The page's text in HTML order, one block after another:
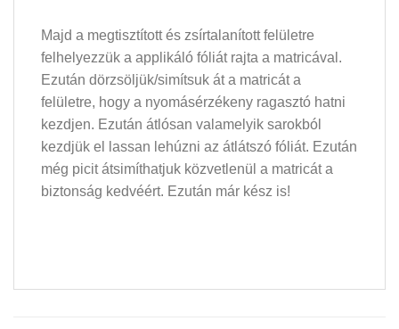
Majd a megtisztított és zsírtalanított felületre
felhelyezzük a applikáló fóliát rajta a matricával.
Ezután dörzsöljük/simítsuk át a matricát a
felületre, hogy a nyomásérzékeny ragasztó hatni
kezdjen. Ezután átlósan valamelyik sarokból
kezdjük el lassan lehúzni az átlátszó fóliát. Ezután
még picit átsimíthatjuk közvetlenül a matricát a
biztonság kedvéért. Ezután már kész is!